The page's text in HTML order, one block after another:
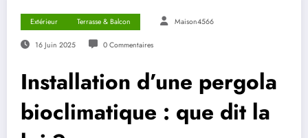
Extérieur Terrasse & Balcon Maison4566
16 Juin 2025 0 Commentaires
Installation d’une pergola
bioclimatique : que dit la